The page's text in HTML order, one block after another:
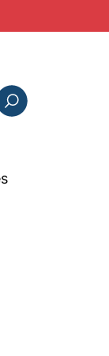
page in